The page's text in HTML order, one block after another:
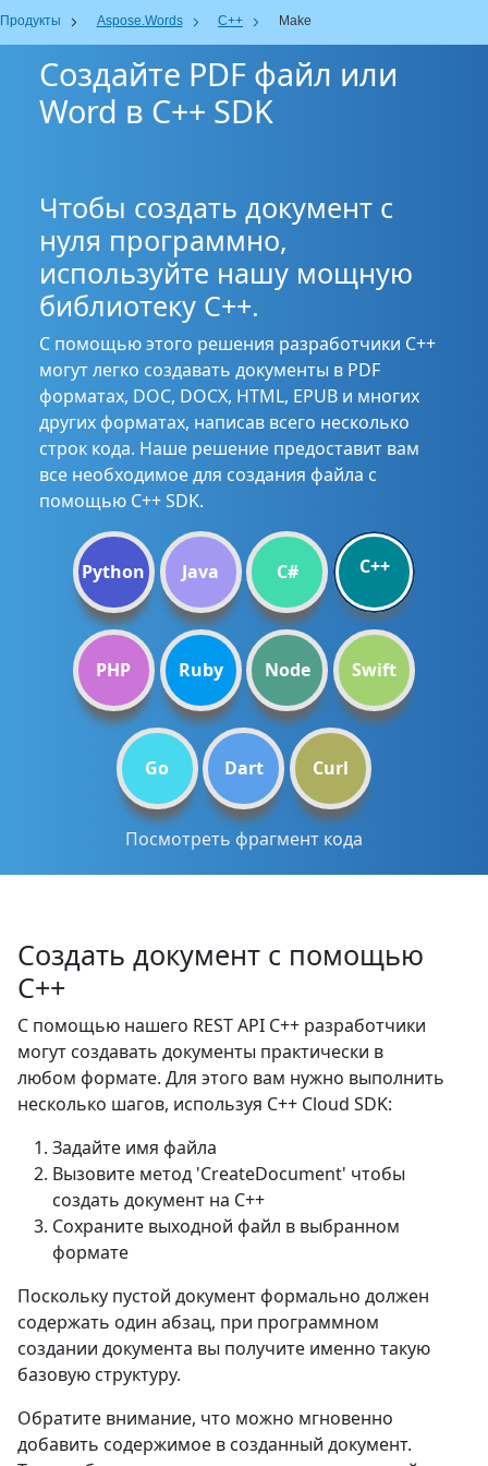
Продукты Aspose.Words C++ Make
Создайте PDF файл или
Word в C++ SDK
Чтобы создать документ с
нуля программно,
используйте нашу мощную
библиотеку C++.
С помощью этого решения разработчики C++
могут легко создавать документы в PDF
форматах, DOC, DOCX, HTML, EPUB и многих
других форматах, написав всего несколько
строк кода. Наше решение предоставит вам
все необходимое для создания файла с
помощью C++ SDK.
Python Java C# C++
PHP Ruby Node Swift
Go Dart Curl
Посмотреть фрагмент кода
Создать документ с помощью
C++
С помощью нашего REST API C++ разработчики
могут создавать документы практически в
любом формате. Для этого вам нужно выполнить
несколько шагов, используя C++ Cloud SDK:
Задайте имя файла
Вызовите метод 'CreateDocument' чтобы
создать документ на C++
Сохраните выходной файл в выбранном
формате
Поскольку пустой документ формально должен
содержать один абзац, при программном
создании документа вы получите именно такую
базовую структуру.
Обратите внимание, что можно мгновенно
добавить содержимое в созданный документ.